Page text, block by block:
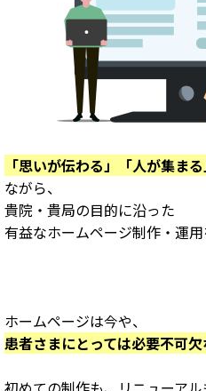
「思いが伝わる」「人が集まる
ながら、
貴院・貴局の目的に沿った
有益なホームページ制作・運用
ホームページは今や、
患者さまにとっては必要不可欠